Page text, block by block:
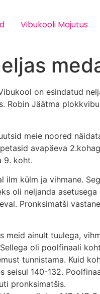
Vibukooli Majutus
on esindatud
Robin Jäätma
meie noored
avapäeva
9. koht.
külm ja vihmane.
oli neljanda
Pronksimatši
ainult tuulega,
oli poolfinaali
tunnistama. Kuid
140-132.
pronksimatšis.